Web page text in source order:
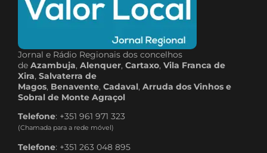
Jornal e Rádio Regionais dos concelhos
de Azambuja, Alenquer, Cartaxo, Vila Franca de
Xira, Salvaterra de
Magos, Benavente, Cadaval, Arruda dos Vinhos e
Sobral de Monte Agraçol
Telefone: +351 961 971 323
(Chamada para a rede móvel)
Telefone: +351 263 048 895